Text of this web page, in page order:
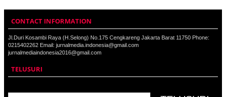
CONTACT INFORMATION
Jl.Duri Kosambi Raya (H.Selong) No.175 Cengkareng Jakarta Barat 11750 Phone:
0215402262 Email: jurnalmedia.indonesia@gmail.com
jurnalmediaindonesia2016@gmail.com
TELUSURI